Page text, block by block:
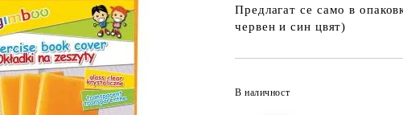
Предлагат се само в
червен и син цвят)
В наличност